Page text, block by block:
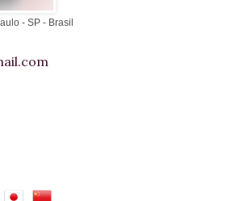
- SP - Brasil